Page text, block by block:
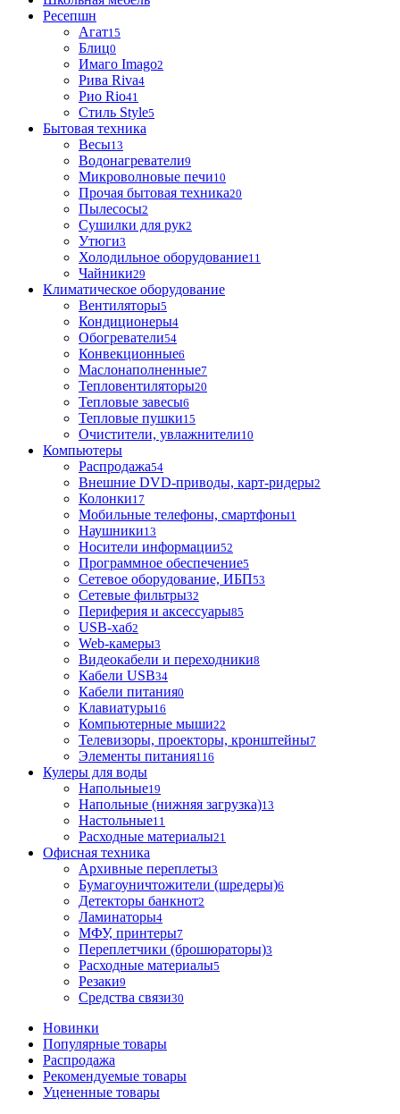
Ресепшн
Агат15
Блиц0
Имаго Imago2
Рива Riva4
Рио Rio41
Стиль Style5
Бытовая техника
Весы13
Водонагреватели9
Микроволновые печи10
Прочая бытовая техника20
Пылесосы2
Сушилки для рук2
Утюги3
Холодильное оборудование11
Чайники29
Климатическое оборудование
Вентиляторы5
Кондиционеры4
Обогреватели54
Конвекционные6
Маслонаполненные7
Тепловентиляторы20
Тепловые завесы6
Тепловые пушки15
Очистители, увлажнители10
Компьютеры
Распродажа54
Внешние DVD-приводы, карт-ридеры2
Колонки17
Мобильные телефоны, смартфоны1
Наушники13
Носители информации52
Программное обеспечение5
Сетевое оборудование, ИБП53
Сетевые фильтры32
Периферия и аксессуары85
USB-хаб2
Web-камеры3
Видеокабели и переходники8
Кабели USB34
Кабели питания0
Клавиатуры16
Компьютерные мыши22
Телевизоры, проекторы, кронштейны7
Элементы питания116
Кулеры для воды
Напольные19
Напольные (нижняя загрузка)13
Настольные11
Расходные материалы21
Офисная техника
Архивные переплеты3
Бумагоуничтожители (шредеры)6
Детекторы банкнот2
Ламинаторы4
МФУ, принтеры7
Переплетчики (брошюраторы)3
Расходные материалы5
Резаки9
Средства связи30
Новинки
Популярные товары
Распродажа
Рекомендуемые товары
Уцененные товары